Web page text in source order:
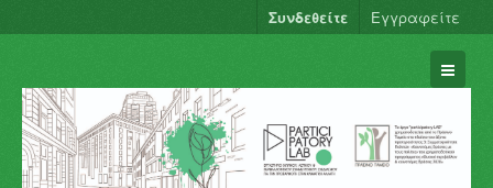
Συνδεθείτε Εγγραφείτε